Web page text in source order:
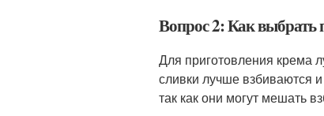
Вопрос 2: Как выбрать
Для приготовления крема
сливки лучше взбиваются
так как они могут мешать